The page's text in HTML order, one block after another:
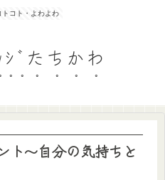
トコト・よわよわ
ﾞたちかわ
ト〜自分の気持ちと